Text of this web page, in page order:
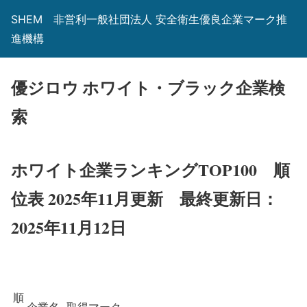
SHEM 非営利一般社団法人 安全衛生優良企業マーク推
進機構
優ジロウ ホワイト・ブラック企業検
索
ホワイト企業ランキングTOP100 順
位表 2025年11月更新 最終更新日：
2025年11月12日
順